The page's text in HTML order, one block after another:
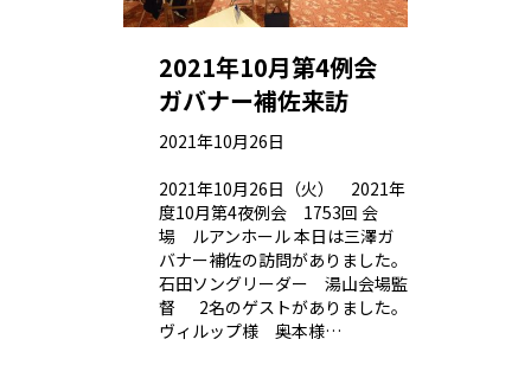
2021年10月第4例会
ガバナー補佐来訪
2021年10月26日
2021年10月26日（火） 2021年
度10月第4夜例会 1753回 会
場 ルアンホール 本日は三澤ガ
バナー補佐の訪問がありました。
石田ソングリーダー 湯山会場監
督 2名のゲストがありました。
ヴィルップ様 奥本様…